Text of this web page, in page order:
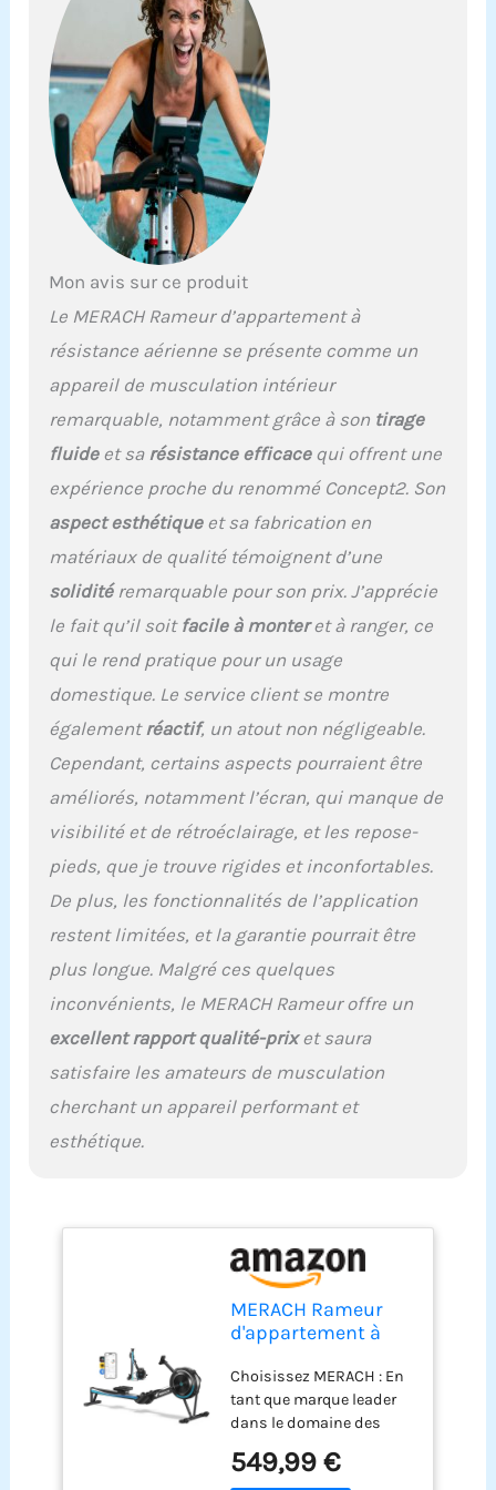
deviendra votre
partenaire de fitness de
confiance pour vous
aider à adopter un mode
de vie sain. APP MERACH
Exclusive Pour un
Entraînement Intelligent :
connectez l'appareil à
l'application MERACH via
d'entraînement en temps
réel et créer des plans
d'entraînement
personnalisés. Avec plus
de 1000 parcours et jeux
est variée et motivante.
Entraînement Complet
du Corps à Faible Impact
: l’aviron en salle est un
entraînement complet du
efficace. En seulement 20
minutes, vous pouvez
travailler plus de 86 % de
vos principaux groupes
musculaires sans avoir à
Utilisateurs plus Grands :
piste allongée avec
durable et de haute
qualité, supporte jusqu'à
et confort pendant
l'exercice. Système de
niveaux avec une
résistance maximale
différentes intensités
d'exercice. Montage et
Rangement Faciles : pré-
assemblé à 90 % pour
une installation rapide et
une utilisation
immédiate. La
Mon avis sur ce produit
Le MERACH Rameur d’appartement à
résistance aérienne se présente comme un
appareil de musculation intérieur
remarquable, notamment grâce à son tirage
fluideet sa résistance efficacequi offrent une
expérience proche du renommé Concept2. Son
aspect esthétiqueet sa fabrication en
matériaux de qualité témoignent d’une
soliditéremarquable pour son prix. J’apprécie
le fait qu’il soit facile à monteret à ranger, ce
qui le rend pratique pour un usage
domestique. Le service client se montre
égalementréactif, un atout non négligeable.
Cependant, certains aspects pourraient être
améliorés, notamment l’écran, qui manque de
visibilité et de rétroéclairage, et les repose-
pieds, que je trouve rigides et inconfortables.
De plus, les fonctionnalités de l’application
restent limitées, et la garantie pourrait être
plus longue. Malgré ces quelques
inconvénients, le MERACH Rameur offre un
excellent rapport qualité-prixet saura
satisfaire les amateurs de musculation
cherchant un appareil performant et
esthétique.
MERACH Rameur
d'appartement à
Aérienne, 10 Niveaux
Réglables avec APP
Exclusive, Rameur
Professionnel
Musculation pour
Choisissez MERACH : En
tant que marque leader
dans le domaine des
domicile, MERACH a servi
549,99 €